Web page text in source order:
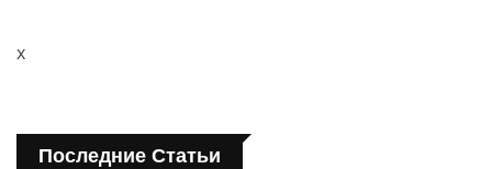
x
Последние Статьи